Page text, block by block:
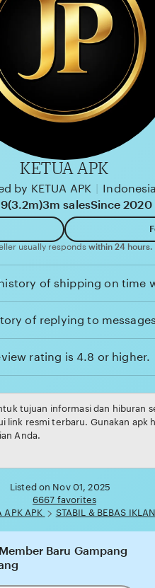
KETUA APK
by KETUA APK
(3.2m)3m salesSince 2020
usually responds within 24 hours.
of shipping on time
of replying to
rating is 4.8 or higher.
Artikel
link resmi terbaru. Gunakan apk
Anda.
Listed on Nov 01, 2025
6667 favorites
APK APK
STABIL & BEBAS
Baru Gampang